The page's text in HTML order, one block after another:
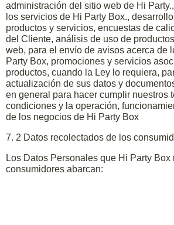
administración del sitio web de Hi
los servicios de Hi Party Box.,
productos y servicios, encuestas de
del Cliente, análisis de uso de
web, para el envío de avisos acerca de
Party Box, promociones y servicios
productos, cuando la Ley lo requiera,
actualización de sus datos y
en general para hacer cumplir nuestros
condiciones y la operación,
de los negocios de Hi Party Box
7. 2 Datos recolectados de los
Los Datos Personales que Hi Party Box
consumidores abarcan: